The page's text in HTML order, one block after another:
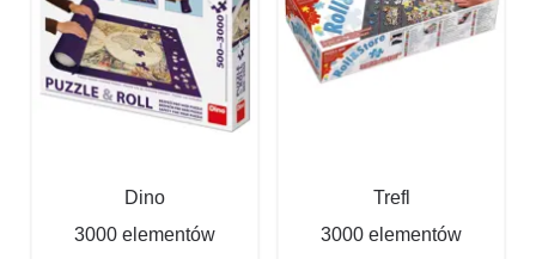
Dino
3000 elementów
Trefl
3000 elementów